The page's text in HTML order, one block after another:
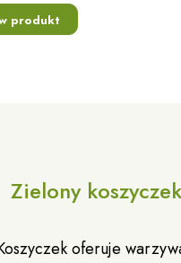
produkt
Zielony koszyczek
oferuje